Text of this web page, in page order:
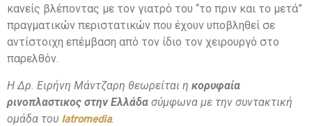
κανείς βλέποντας με τον γιατρό του “το πριν και το μετά”
πραγματικών περιστατικών που έχουν υποβληθεί σε
αντίστοιχη επέμβαση από τον ίδιο τον χειρουργό στο
παρελθόν.
Η Δρ. Ειρήνη Μάντζαρη θεωρείται η κορυφαία
ρινοπλαστικος στην Ελλάδα σύμφωνα με την συντακτική
ομάδα του Iatromedia.